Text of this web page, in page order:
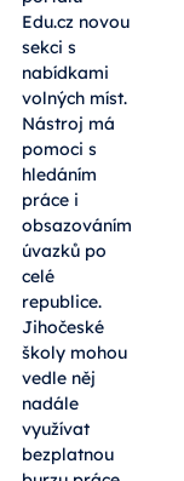
Edu.cz novou
sekci s
nabídkami
volných míst.
Nástroj má
pomoci s
hledáním
práce i
obsazováním
úvazků po
celé
republice.
Jihočeské
školy mohou
vedle něj
nadále
využívat
bezplatnou